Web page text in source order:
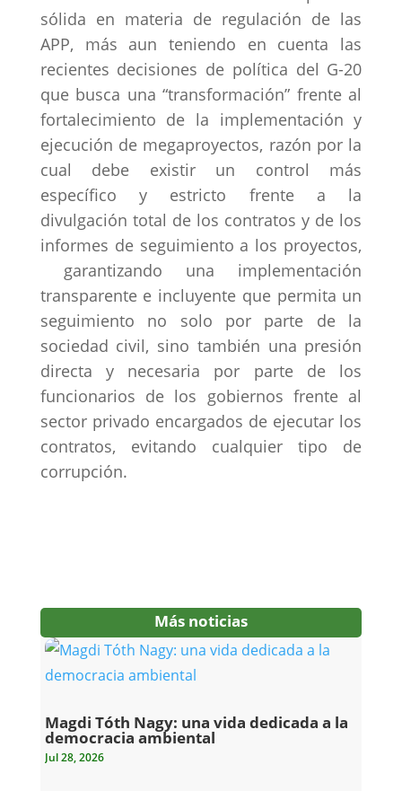
sólida en materia de regulación de las
APP, más aun teniendo en cuenta las
recientes decisiones de política del G-20
que busca una “transformación” frente al
fortalecimiento de la implementación y
ejecución de megaproyectos, razón por la
cual debe existir un control más
específico y estricto frente a la
divulgación total de los contratos y de los
informes de seguimiento a los proyectos,
garantizando una implementación
transparente e incluyente que permita un
seguimiento no solo por parte de la
sociedad civil, sino también una presión
directa y necesaria por parte de los
funcionarios de los gobiernos frente al
sector privado encargados de ejecutar los
contratos, evitando cualquier tipo de
corrupción.
Más noticias
Magdi Tóth Nagy: una vida dedicada a la
democracia ambiental
Jul 28, 2026